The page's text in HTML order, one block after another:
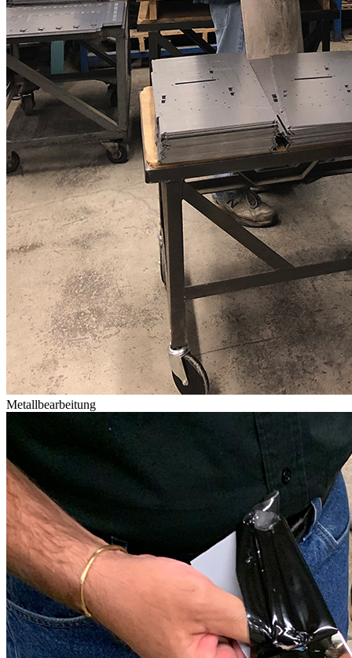
Metallbearbeitung